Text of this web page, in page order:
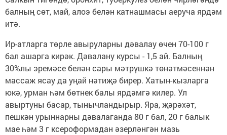
балның сөт, май, алоэ белән катнашмасы аеруча ярдәм
итә.
Ир-атларга төрле авыруларны дәвалау өчен 70-100 г
бал ашарга кирәк. Дәвалану курсы - 1,5 ай. Балның
30%лы эремәсе белән сары мәтрүшкә тө­нәтмәсеннән
массаж ясау да уңай нәтиҗә бирер. Хатын-кызларга
юкә, урман һәм бөтнек балы ярдәмгә килер. Ул
авыртуны басар, тынычландырыр. Яра, җәрәхәт,
пешкән урын­нарны дәвалаганда 80 г бал, 20 г балык
мае һәм 3 г ксероформадан әзерләнгән мазь